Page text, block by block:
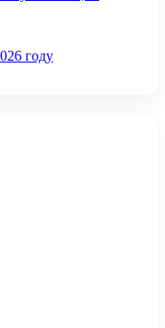
году